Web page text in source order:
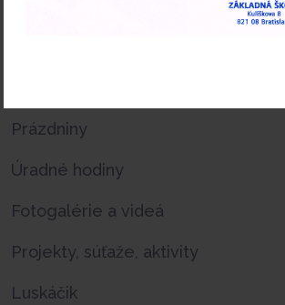
Prázdniny
Úradné hodiny
Fotogalérie a videá
Projekty, súťaže, aktivity
Luskáčik